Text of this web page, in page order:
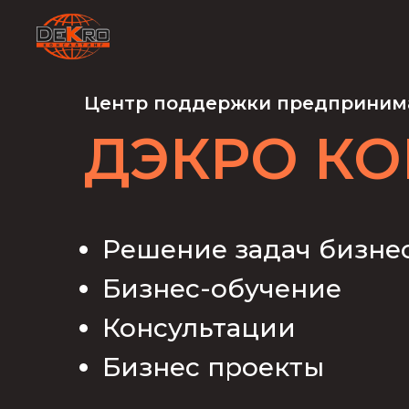
Центр поддержки
ДЭКРО
Решение задач
Бизнес-обучение
Консультации
Бизнес проекты